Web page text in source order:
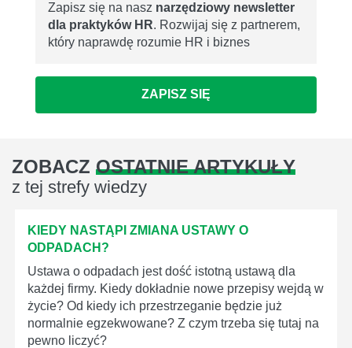
Zapisz się na nasz narzędziowy newsletter
dla praktyków HR. Rozwijaj się z partnerem,
który naprawdę rozumie HR i biznes
ZAPISZ SIĘ
ZOBACZ OSTATNIE ARTYKUŁY
z tej strefy wiedzy
KIEDY NASTĄPI ZMIANA USTAWY O
ODPADACH?
Ustawa o odpadach jest dość istotną ustawą dla
każdej firmy. Kiedy dokładnie nowe przepisy wejdą w
życie? Od kiedy ich przestrzeganie będzie już
normalnie egzekwowane? Z czym trzeba się tutaj na
pewno liczyć?